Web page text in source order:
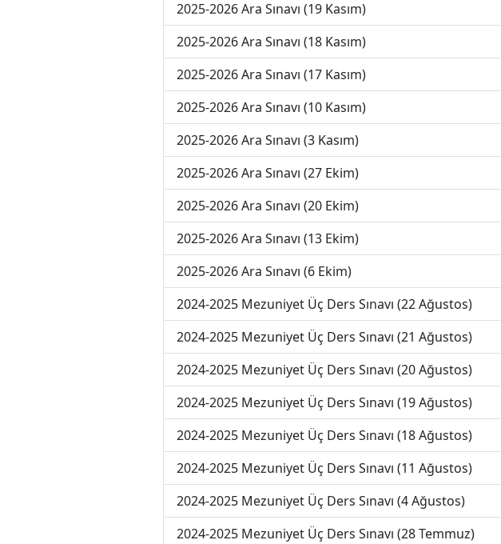
2025-2026 Ara Sınavı (19 Kasım)
2025-2026 Ara Sınavı (18 Kasım)
2025-2026 Ara Sınavı (17 Kasım)
2025-2026 Ara Sınavı (10 Kasım)
2025-2026 Ara Sınavı (3 Kasım)
2025-2026 Ara Sınavı (27 Ekim)
2025-2026 Ara Sınavı (20 Ekim)
2025-2026 Ara Sınavı (13 Ekim)
2025-2026 Ara Sınavı (6 Ekim)
2024-2025 Mezuniyet Üç Ders Sınavı (22 Ağustos)
2024-2025 Mezuniyet Üç Ders Sınavı (21 Ağustos)
2024-2025 Mezuniyet Üç Ders Sınavı (20 Ağustos)
2024-2025 Mezuniyet Üç Ders Sınavı (19 Ağustos)
2024-2025 Mezuniyet Üç Ders Sınavı (18 Ağustos)
2024-2025 Mezuniyet Üç Ders Sınavı (11 Ağustos)
2024-2025 Mezuniyet Üç Ders Sınavı (4 Ağustos)
2024-2025 Mezuniyet Üç Ders Sınavı (28 Temmuz)